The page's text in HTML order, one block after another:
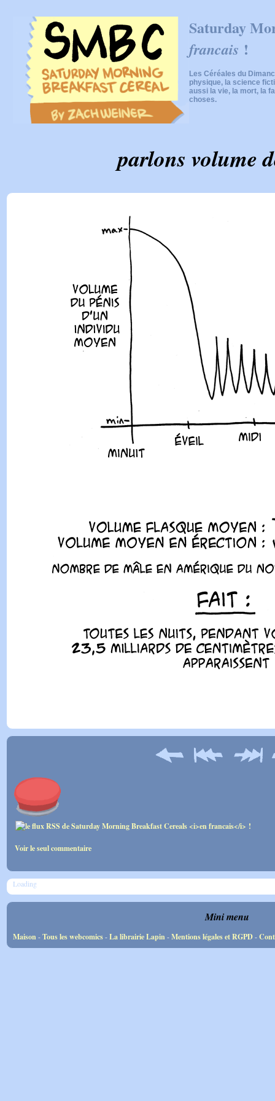
Saturday
francais !
Les Céréales du
physique, la science
aussi la vie, la mort, la
choses.
parlons volume
Voir le seul commentaire
Loading
Mini menu
Maison-Tous les webcomics-La librairie Lapin-Mentions légales et RGPD-